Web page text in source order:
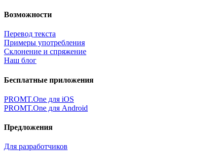
Возможности
Перевод текста
Примеры употребления
Склонение и спряжение
Наш блог
Бесплатные приложения
PROMT.One для iOS
PROMT.One для Android
Предложения
Для разработчиков